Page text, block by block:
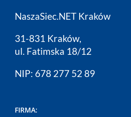
NaszaSiec.NET Kraków
31-831 Kraków,
ul. Fatimska 18/12
NIP: 678 277 52 89
FIRMA: